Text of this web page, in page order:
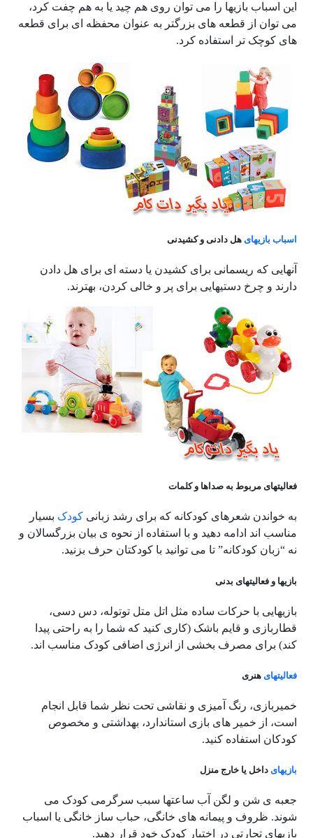
این اسباب بازیها را می توان روی هم چید یا به هم چفت کرد،
می توان از قطعه های بزرگتر به عنوان محفظه ای برای قطعه
های کوچک تر استفاده کرد.
اسباب بازیهایهل دادنی و کشیدنی
آنهایی که ریسمانی برای کشیدن یا دسته ای برای هل دادن
دارند و چرخ دستیهایی برای پر و خالی کردن، بهترند.
فعالیتهای مربوط به صداها و کلمات
به خواندن شعرهای کودکانه که برای رشد زبانی کودک بسیار
مناسب اند ادامه دهید و با استفاده از نحوه ی بیان بزرگسالان و
نه “زبان کودکانه” تا می توانید با کودکتان حرف بزنید.
بازیها و فعالیتهای بدنی
بازیهایی با حرکات ساده مثل اتل متل توتوله، دس دسی،
قطاربازی و قایم باشک (کاری کنید که شما را به راحتی پیدا
کند) برای مصرف بخشی از انرژی اضافی کودک مناسب اند.
فعالیتهایهنری
خمیربازی، رنگ آمیزی و نقاشی تحت نظر شما قابل انجام
است، از خمیر های بازی استاندارد، بهداشتی و مخصوص
کودکان استفاده کنید.
بازیهایداخل یا خارج منزل
جعبه ی شن و لگن آب ساعتها سبب سرگرمی کودک می
شوند. ظروف و پیمانه های خانگی، حباب ساز خانگی یا اسباب
بازیهای تجارتی در اختیار کودک خود قرار دهید.